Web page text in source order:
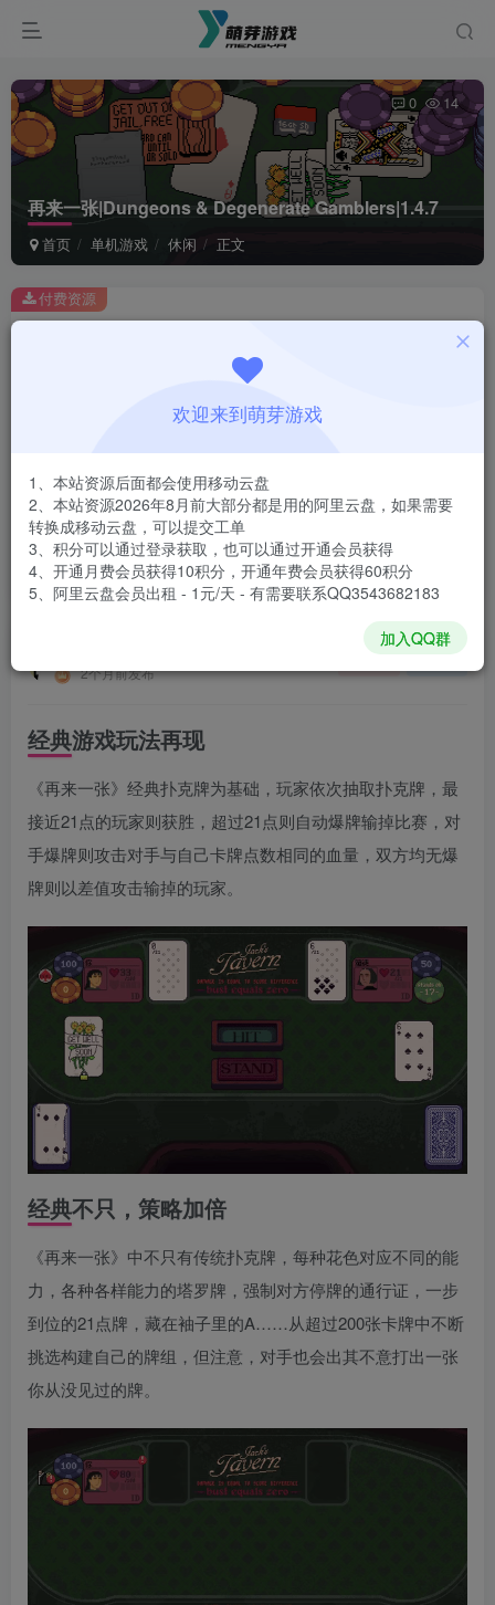
再来一张|Dungeons & Degenerate Gamblers|1.4.7
首页 单机游戏 休闲 正文
0 14
此内容为付费资源，请付费后查看
￥1
免费
登录购买
安装包大小
游戏本体大小
493.3 MB
付费资源
2个月前发布
经典游戏玩法再现
《再来一张》经典扑克牌为基础，玩家依次抽取扑克牌，最
接近21点的玩家则获胜，超过21点则自动爆牌输掉比赛，对
手爆牌则攻击对手与自己卡牌点数相同的血量，双方均无爆
牌则以差值攻击输掉的玩家。
经典不只，策略加倍
《再来一张》中不只有传统扑克牌，每种花色对应不同的能
力，各种各样能力的塔罗牌，强制对方停牌的通行证，一步
到位的21点牌，藏在袖子里的A……从超过200张卡牌中不断
挑选构建自己的牌组，但注意，对手也会出其不意打出一张
你从没见过的牌。
欢迎来到萌芽游戏
1、本站资源后面都会使用移动云盘
2、本站资源2026年8月前大部分都是用的阿里云盘，如果需要
转换成移动云盘，可以提交工单
3、积分可以通过登录获取，也可以通过开通会员获得
4、开通月费会员获得10积分，开通年费会员获得60积分
5、阿里云盘会员出租 - 1元/天 - 有需要联系QQ3543682183
加入QQ群